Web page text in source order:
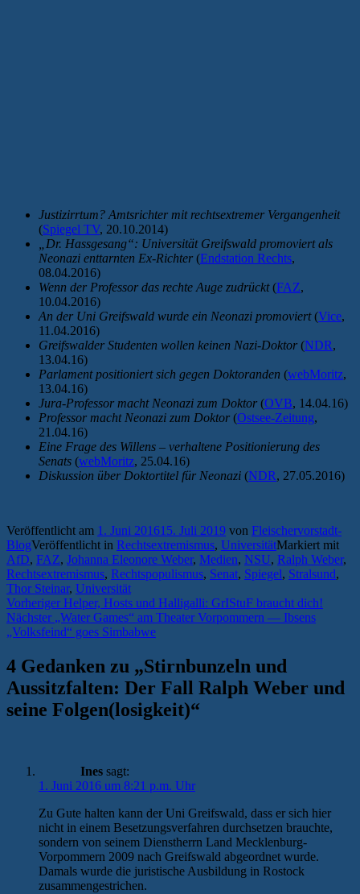
Justizirrtum? Amtsrichter mit rechtsextremer Vergangenheit
(Spiegel TV, 20.10.2014)
„Dr. Hassgesang“: Universität Greifswald promoviert als
Neonazi enttarnten Ex-Richter (Endstation Rechts,
08.04.2016)
Wenn der Professor das rechte Auge zudrückt(FAZ,
10.04.2016)
An der Uni Greifswald wurde ein Neonazi promoviert(Vice,
11.04.2016)
Greifswalder Studenten wollen keinen Nazi-Doktor (NDR,
13.04.16)
Parlament positioniert sich gegen Doktoranden (webMoritz,
13.04.16)
Jura-Professor macht Neonazi zum Doktor (OVB, 14.04.16)
Professor macht Neonazi zum Doktor (Ostsee-Zeitung,
21.04.16)
Eine Frage des Willens – verhaltene Positionierung des
Senats (webMoritz, 25.04.16)
Diskussion über Doktortitel für Neonazi (NDR, 27.05.2016)
Veröffentlicht am 1. Juni 201615. Juli 2019 von Fleischervorstadt-
BlogVeröffentlicht in Rechtsextremismus, UniversitätMarkiert mit
AfD, FAZ, Johanna Eleonore Weber, Medien, NSU, Ralph Weber,
Rechtsextremismus, Rechtspopulismus, Senat, Spiegel, Stralsund,
Thor Steinar, Universität
Beitragsnavigation
Vorheriger Vorheriger
Beitrag:
Helper, Hosts und Halligalli: GrIStuF braucht dich!
Nächster Nächster
Beitrag:
„Water Games“ am Theater Vorpommern — Ibsens
„Volksfeind“ goes Simbabwe
4 Gedanken zu „Stirnbunzeln und
Aussitzfalten: Der Fall Ralph Weber und
seine Folgen(losigkeit)“
Ines sagt:
1. Juni 2016 um 8:21 p.m. Uhr
Zu Gute halten kann der Uni Greifswald, dass er sich hier
nicht in einem Besetzungsverfahren durchsetzen brauchte,
sondern von seinem Dienstherrn Land Mecklenburg-
Vorpommern 2009 nach Greifswald abgeordnet wurde.
Damals wurde die juristische Ausbildung in Rostock
zusammengestrichen.